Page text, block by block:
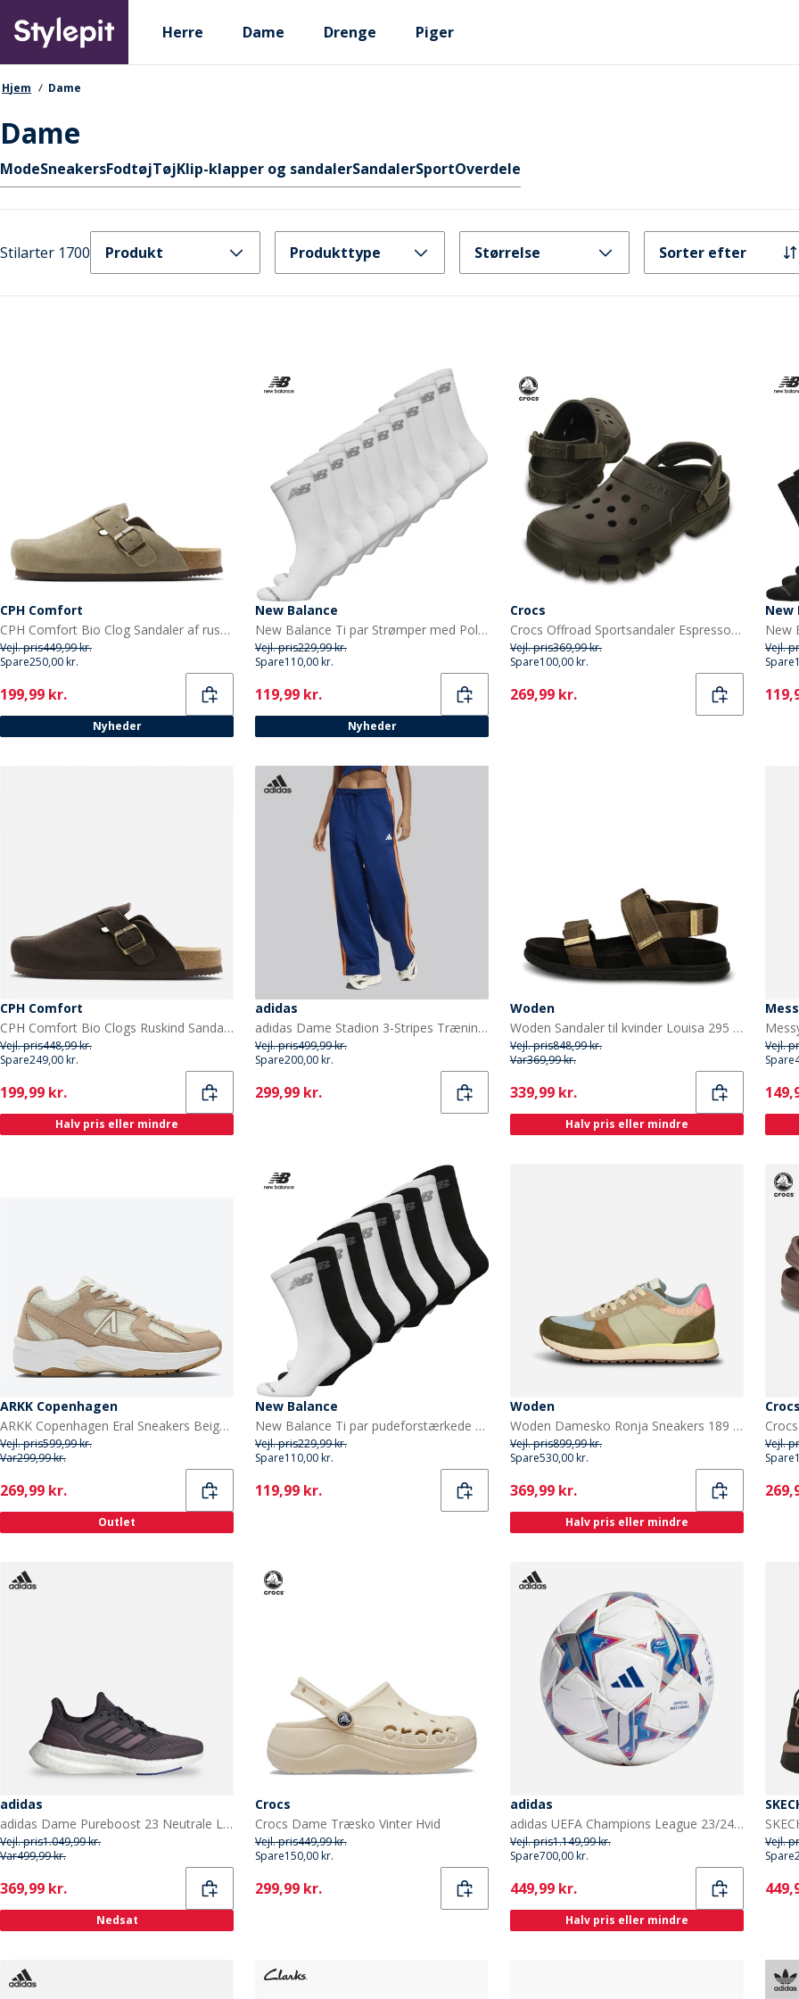
main
content
Primary departments
Herre Dame Drenge Piger
navigationssti
Hjem Dame
Dame
Hurtige links
ModeSneakersFodtøjTøjKlip-klapper og sandalerSandalerSportOverdele
Stilarter 1700 Produkt Produkttype Størrelse Sorter efter
CPH Comfort
CPH Comfort Bio Clog Sandaler af ruskind Taupe
Vejl. pris449,99 kr.
Spare250,00 kr.
Current
199,99 kr.
Nyheder
New Balance
New Balance Ti par Strømper med Polstring Hvid Crew
Vejl. pris229,99 kr.
Spare110,00 kr.
Current
119,99 kr.
Nyheder
Crocs
Crocs Offroad Sportsandaler Espresso/Valnød
Vejl. pris369,99 kr.
Spare100,00 kr.
Current
269,99 kr.
New
Vejl.
Spare
CPH Comfort
CPH Comfort Bio Clogs Ruskind Sandaler Dark Brown
Vejl. pris448,99 kr.
Spare249,00 kr.
Current
199,99 kr.
Halv pris eller mindre
adidas
adidas Dame Stadion 3-Stripes Træningsbukser Dark Blue/Pure Orange/Off White
Vejl. pris499,99 kr.
Spare200,00 kr.
Current
299,99 kr.
Woden
Woden Sandaler til kvinder Louisa 295 Mørk oliven
Vejl. pris848,99 kr.
Var369,99 kr.
Current
339,99 kr.
Halv pris eller mindre
Vejl.
Spare
ARKK Copenhagen
ARKK Copenhagen Eral Sneakers Beige/Hvid Beige White
Vejl. pris599,99 kr.
Var299,99 kr.
Current
269,99 kr.
Outlet
New Balance
New Balance Ti par pudeforstærkede strømper Sort/Hvid
Vejl. pris229,99 kr.
Spare110,00 kr.
Current
119,99 kr.
Woden
Woden Damesko Ronja Sneakers 189 Stone Multi
Vejl. pris899,99 kr.
Spare530,00 kr.
Current
369,99 kr.
Halv pris eller mindre
Vejl.
Spare
adidas
adidas Dame Pureboost 23 Neutrale Løbesko Aurora Black/Aurora Metallic/Core Black
Vejl. pris1.049,99 kr.
Var499,99 kr.
Current
369,99 kr.
Nedsat
Crocs
Crocs Dame Træsko Vinter Hvid
Vejl. pris449,99 kr.
Spare150,00 kr.
Current
299,99 kr.
adidas
adidas UEFA Champions League 23/24 Officiel Pro Match Fodbold (FIFA Kvalitet Pro Certificeret) Hvid/Silver Metallic/Bright Cyan/Royal Blue
Vejl. pris1.149,99 kr.
Spare700,00 kr.
Current
449,99 kr.
Halv pris eller mindre
Vejl.
Spare